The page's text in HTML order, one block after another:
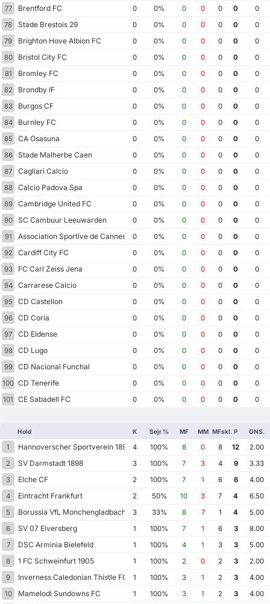
77
Brentford FC 0 0% 0 0 0 0
0
78
Stade Brestois 29 0 0% 0 0 0 0
0
79
Brighton Hove Albion FC 0 0% 0 0 0 0
0
80
Bristol City FC 0 0% 0 0 0 0
0
81
Bromley FC 0 0% 0 0 0 0
0
82
Brondby IF 0 0% 0 0 0 0
0
83
Burgos CF 0 0% 0 0 0 0
0
84
Burnley FC 0 0% 0 0 0 0
0
85
CA Osasuna 0 0% 0 0 0 0
0
86
Stade Malherbe Caen 0 0% 0 0 0 0
0
87
Cagliari Calcio 0 0% 0 0 0 0
0
88
Calcio Padova Spa 0 0% 0 0 0 0
0
89
Cambridge United FC 0 0% 0 0 0 0
0
90
SC Cambuur Leeuwarden 0 0% 0 0 0 0
0
91
Association Sportive de Cannes 0 0% 0 0 0 0
0
92
Cardiff City FC 0 0% 0 0 0 0
0
93
FC Carl Zeiss Jena 0 0% 0 0 0 0
0
94
Carrarese Calcio 0 0% 0 0 0 0
0
95
CD Castellon 0 0% 0 0 0 0
0
96
CD Coria 0 0% 0 0 0 0
0
97
CD Eldense 0 0% 0 0 0 0
0
98
CD Lugo 0 0% 0 0 0 0
0
99
CD Nacional Funchal 0 0% 0 0 0 0
0
100 CD Tenerife 0 0% 0 0 0 0
0
101
CE Sabadell FC 0 0% 0 0 0 0 0
Hold K Sejr % MF MM MFskl. P GNS.
1 Hannoverscher Sportverein 1896 4 100% 8 0 8 12
2.00
2
SV Darmstadt 1898 3 100% 7 3 4 9
3.33
3
Elche CF 2 100% 7 1 6 6
4.00
4
Eintracht Frankfurt 2 50% 10 3 7 4
6.50
5
Borussia VfL Monchengladbach 3 33% 8 7 1 4
5.00
6
SV 07 Elversberg 1 100% 7 1 6 3
8.00
7
DSC Arminia Bielefeld 1 100% 4 1 3 3
5.00
8
1 FC Schweinfurt 1905 1 100% 2 0 2 3
2.00
9
Inverness Caledonian Thistle FC 1 100% 3 1 2 3
4.00
10
Mamelodi Sundowns FC 1 100% 3 1 2 3
4.00